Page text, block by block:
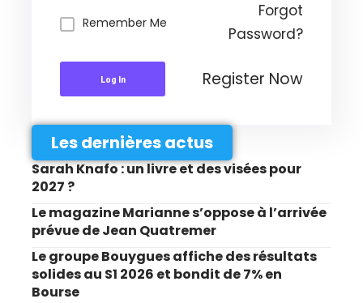
Remember Me
Forgot
Password?
Log In Register Now
Les dernières actus
Sarah Knafo : un livre et des visées pour
2027 ?
Le magazine Marianne s’oppose à l’arrivée
prévue de Jean Quatremer
Le groupe Bouygues affiche des résultats
solides au S1 2026 et bondit de 7% en
Bourse